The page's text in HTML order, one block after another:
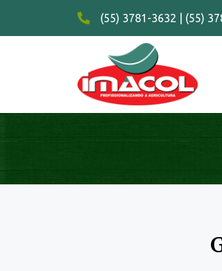
(55) 3781-3632 | (55)